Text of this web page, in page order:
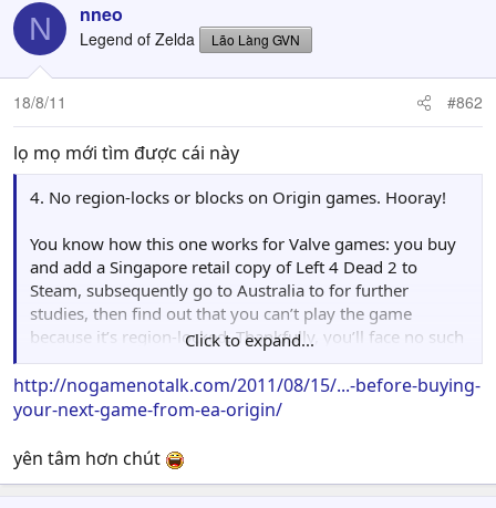
N nneo
Legend of Zelda Lão Làng GVN
18/8/11 #862
lọ mọ mới tìm được cái này
4. No region-locks or blocks on Origin games. Hooray!
You know how this one works for Valve games: you buy
and add a Singapore retail copy of Left 4 Dead 2 to
Steam, subsequently go to Australia to for further
studies, then find out that you can’t play the game
because it’s region-locked. Thankfully, you’ll face no such
issue with Origin.
According to an EA spokesperson I sent my queries to,
Singapore store. This means you can log in from
anywhere in the world to download and play the games
Click to expand...
http://nogamenotalk.com/2011/08/15/...-before-buying-
your-next-game-from-ea-origin/
yên tâm hơn chút